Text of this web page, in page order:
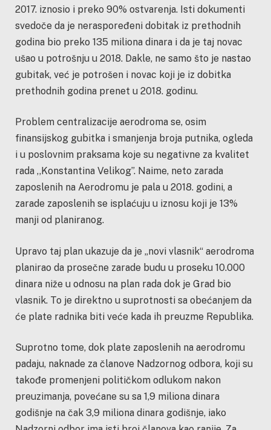
2017. iznosio i preko 90% ostvarenja. Isti dokumenti
svedoče da je neraspoređeni dobitak iz prethodnih
godina bio preko 135 miliona dinara i da je taj novac
ušao u potrošnju u 2018. Dakle, ne samo što je nastao
gubitak, već je potrošen i novac koji je iz dobitka
prethodnih godina prenet u 2018. godinu.
Problem centralizacije aerodroma se, osim
finansijskog gubitka i smanjenja broja putnika, ogleda
i u poslovnim praksama koje su negativne za kvalitet
rada ,,Konstantina Velikog”. Naime, neto zarada
zaposlenih na Aerodromu je pala u 2018. godini, a
zarade zaposlenih se isplaćuju u iznosu koji je 13%
manji od planiranog.
Upravo taj plan ukazuje da je „novi vlasnik“ aerodroma
planirao da prosečne zarade budu u proseku 10.000
dinara niže u odnosu na plan rada dok je Grad bio
vlasnik. To je direktno u suprotnosti sa obećanjem da
će plate radnika biti veće kada ih preuzme Republika.
Suprotno tome, dok plate zaposlenih na aerodromu
padaju, naknade za članove Nadzornog odbora, koji su
takođe promenjeni političkom odlukom nakon
preuzimanja, povećane su sa 1,9 miliona dinara
godišnje na čak 3,9 miliona dinara godišnje, iako